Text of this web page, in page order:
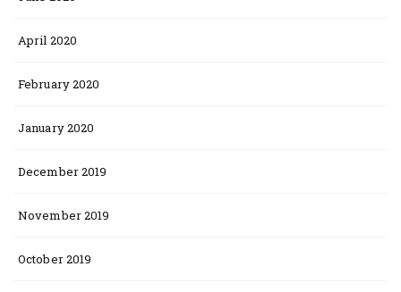
April 2020
February 2020
January 2020
December 2019
November 2019
October 2019